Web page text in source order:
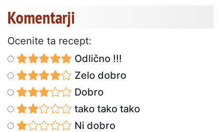
Komentarji
Ocenite ta recept:
Odlično !!!
Zelo dobro
Dobro
tako tako tako
Ni dobro